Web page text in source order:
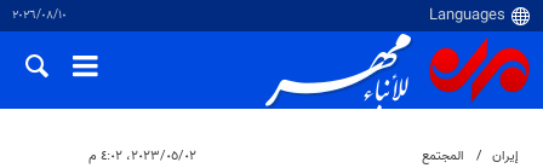
١٠‏/٠٨‏/٢٠٢٦
إيران المجتمع ٠٢‏/٠٥‏/٢٠٢٣، ٤:٠٢ م